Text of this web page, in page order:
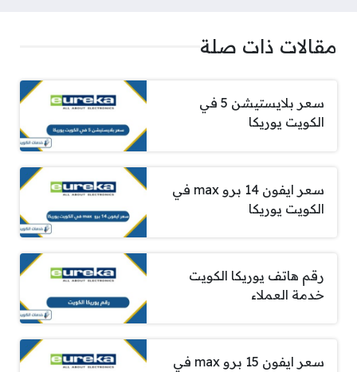
مقالات ذات صلة
سعر بلايستيشن 5 في
الكويت يوريكا
سعر ايفون 14 برو max في
الكويت يوريكا
رقم هاتف يوريكا الكويت
خدمة العملاء
سعر ايفون 15 برو max في